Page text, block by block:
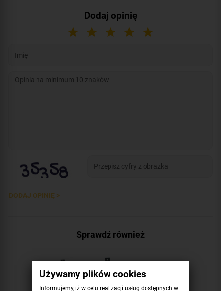
Dodaj opinię
DODAJ OPINIĘ >
Sprawdź również
Używamy plików cookies
Informujemy, iż w celu realizacji usług dostępnych w